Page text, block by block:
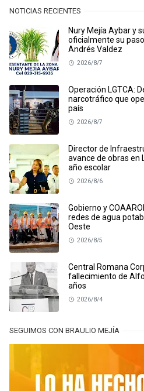
NOTICIAS RECIENTES
Nury Mejía Aybar y
oficialmente su
Andrés Valdez
2026/8/7
Operación LGTCA:
narcotráfico que
país
2026/8/7
Director de
avance de obras en
año escolar
2026/8/6
Gobierno y
redes de agua
Oeste
2026/8/5
Central Romana
fallecimiento de
años
2026/8/4
SEGUIMOS CON BRAULIO MEJÍA